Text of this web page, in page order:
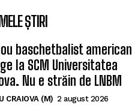
ȘTIRI
baschetbalist american
la SCM Universitatea
Nu e străin de LNBM
CRAIOVA (M) 2 august 2026